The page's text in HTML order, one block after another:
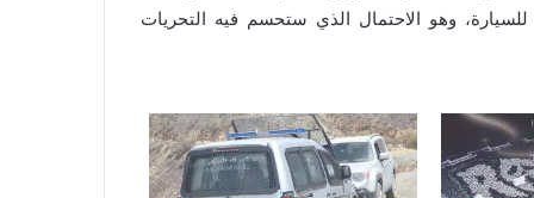
وهو الاحتمال الذي ستحسم فيه التحريات